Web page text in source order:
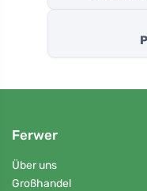
Ferwer
Über uns
Großhandel